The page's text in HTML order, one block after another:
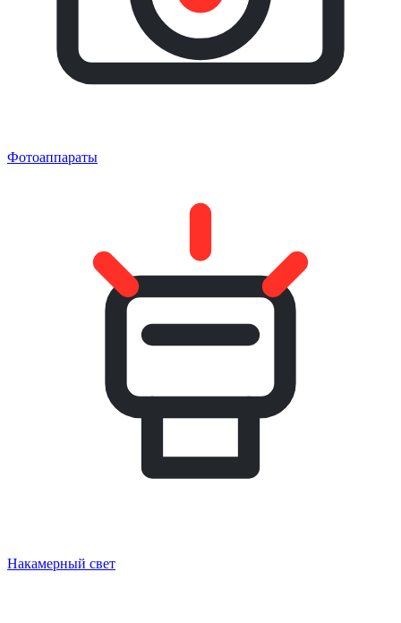
Фотоаппараты
Накамерный свет